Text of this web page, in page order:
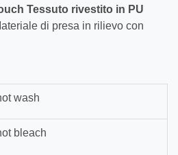
Tessuto rivestito in PU
di presa in rilievo con
wash
bleach